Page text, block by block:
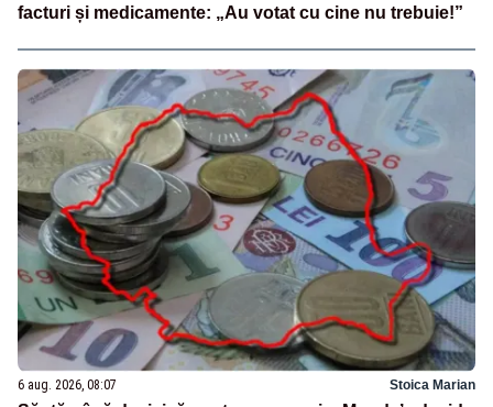
facturi și medicamente: „Au votat cu cine nu trebuie!”
6 aug. 2026, 08:07 Stoica Marian